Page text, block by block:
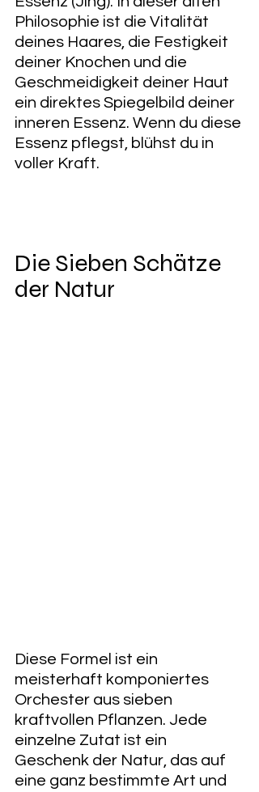
Philosophie ist die Vitalität
deines Haares, die Festigkeit
deiner Knochen und die
Geschmeidigkeit deiner Haut
ein direktes Spiegelbild deiner
inneren Essenz. Wenn du diese
Essenz pflegst, blühst du in
voller Kraft.
Die Sieben Schätze
der Natur
Diese Formel ist ein
meisterhaft komponiertes
Orchester aus sieben
kraftvollen Pflanzen. Jede
einzelne Zutat ist ein
Geschenk der Natur, das auf
eine ganz bestimmte Art und